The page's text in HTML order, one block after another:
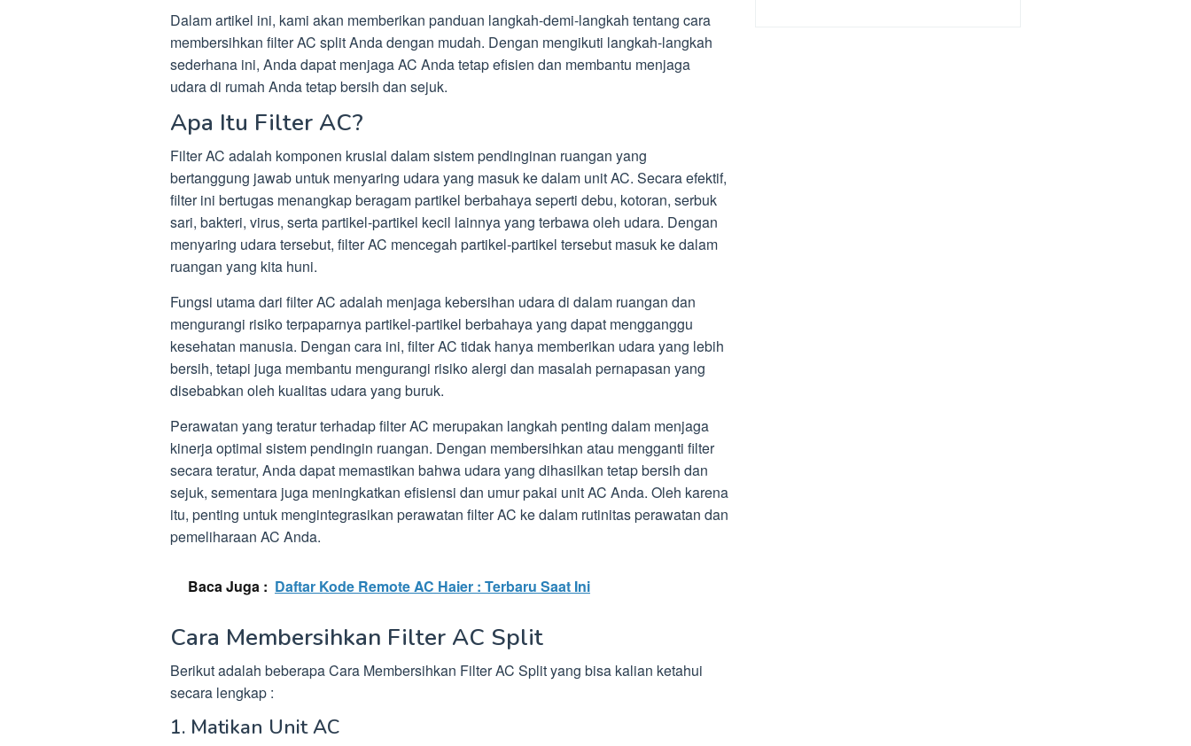
Dalam artikel ini, kami akan memberikan panduan langkah-demi-langkah tentang cara
membersihkan filter AC split Anda dengan mudah. Dengan mengikuti langkah-langkah
sederhana ini, Anda dapat menjaga AC Anda tetap efisien dan membantu menjaga
udara di rumah Anda tetap bersih dan sejuk.
Apa Itu Filter AC?
Filter AC adalah komponen krusial dalam sistem pendinginan ruangan yang
bertanggung jawab untuk menyaring udara yang masuk ke dalam unit AC. Secara efektif,
filter ini bertugas menangkap beragam partikel berbahaya seperti debu, kotoran, serbuk
sari, bakteri, virus, serta partikel-partikel kecil lainnya yang terbawa oleh udara. Dengan
menyaring udara tersebut, filter AC mencegah partikel-partikel tersebut masuk ke dalam
ruangan yang kita huni.
Fungsi utama dari filter AC adalah menjaga kebersihan udara di dalam ruangan dan
mengurangi risiko terpaparnya partikel-partikel berbahaya yang dapat mengganggu
kesehatan manusia. Dengan cara ini, filter AC tidak hanya memberikan udara yang lebih
bersih, tetapi juga membantu mengurangi risiko alergi dan masalah pernapasan yang
disebabkan oleh kualitas udara yang buruk.
Perawatan yang teratur terhadap filter AC merupakan langkah penting dalam menjaga
kinerja optimal sistem pendingin ruangan. Dengan membersihkan atau mengganti filter
secara teratur, Anda dapat memastikan bahwa udara yang dihasilkan tetap bersih dan
sejuk, sementara juga meningkatkan efisiensi dan umur pakai unit AC Anda. Oleh karena
itu, penting untuk mengintegrasikan perawatan filter AC ke dalam rutinitas perawatan dan
pemeliharaan AC Anda.
Baca Juga : Daftar Kode Remote AC Haier : Terbaru Saat Ini
Cara Membersihkan Filter AC Split
Berikut adalah beberapa Cara Membersihkan Filter AC Split yang bisa kalian ketahui
secara lengkap :
1. Matikan Unit AC